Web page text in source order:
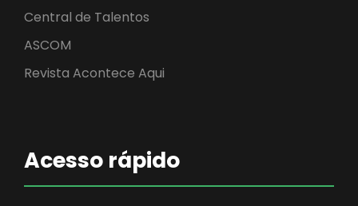
Central de Talentos
ASCOM
Revista Acontece Aqui
Acesso rápido